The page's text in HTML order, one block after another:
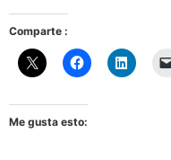
Comparte :
Me gusta esto: